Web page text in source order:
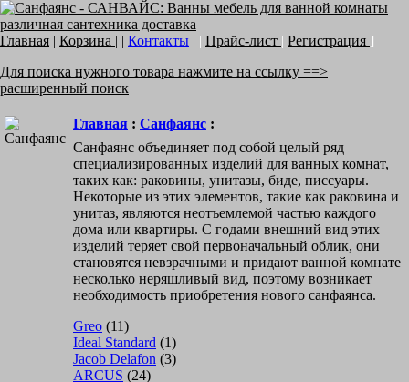
Главная | Корзина | | Контакты | | Прайс-лист | Регистрация ]
Для поиска нужного товара нажмите на ссылку ==>
расширенный поиск
Главная : Санфаянс :
Санфаянс объединяет под собой целый ряд
специализированных изделий для ванных комнат,
таких как: раковины, унитазы, биде, писсуары.
Некоторые из этих элементов, такие как раковина и
унитаз, являются неотъемлемой частью каждого
дома или квартиры. С годами внешний вид этих
изделий теряет свой первоначальный облик, они
становятся невзрачными и придают ванной комнате
несколько неряшливый вид, поэтому возникает
необходимость приобретения нового санфаянса.
Greo (11)
Ideal Standard (1)
Jacob Delafon (3)
ARCUS (24)